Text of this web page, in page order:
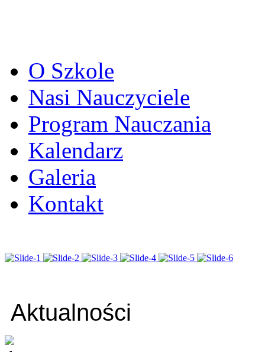
O Szkole
Nasi Nauczyciele
Program Nauczania
Kalendarz
Galeria
Kontakt
Aktualności